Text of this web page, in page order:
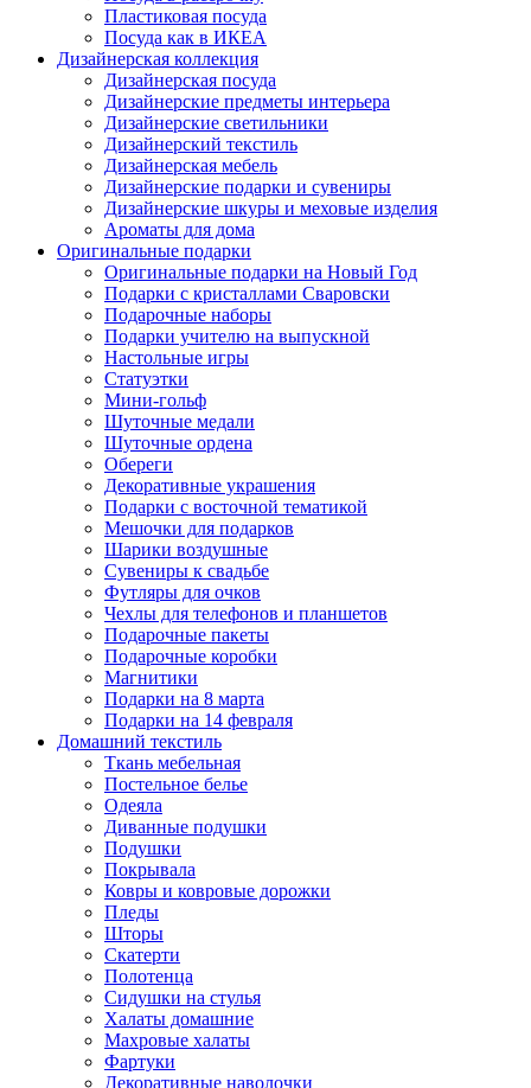
Пластиковая посуда
Посуда как в ИКЕА
Дизайнерская коллекция
Дизайнерская посуда
Дизайнерские предметы интерьера
Дизайнерские светильники
Дизайнерский текстиль
Дизайнерская мебель
Дизайнерские подарки и сувениры
Дизайнерские шкуры и меховые изделия
Ароматы для дома
Оригинальные подарки
Оригинальные подарки на Новый Год
Подарки с кристаллами Сваровски
Подарочные наборы
Подарки учителю на выпускной
Настольные игры
Статуэтки
Мини-гольф
Шуточные медали
Шуточные ордена
Обереги
Декоративные украшения
Подарки с восточной тематикой
Мешочки для подарков
Шарики воздушные
Сувениры к свадьбе
Футляры для очков
Чехлы для телефонов и планшетов
Подарочные пакеты
Подарочные коробки
Магнитики
Подарки на 8 марта
Подарки на 14 февраля
Домашний текстиль
Ткань мебельная
Постельное белье
Одеяла
Диванные подушки
Подушки
Покрывала
Ковры и ковровые дорожки
Пледы
Шторы
Скатерти
Полотенца
Сидушки на стулья
Халаты домашние
Махровые халаты
Фартуки
Декоративные наволочки